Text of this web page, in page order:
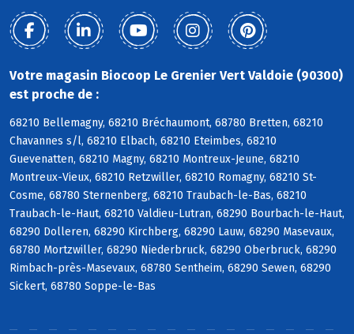
Votre magasin Biocoop Le Grenier Vert Valdoie (90300)
est proche de :
68210 Bellemagny, 68210 Bréchaumont, 68780 Bretten, 68210
Chavannes s/l, 68210 Elbach, 68210 Eteimbes, 68210
Guevenatten, 68210 Magny, 68210 Montreux-Jeune, 68210
Montreux-Vieux, 68210 Retzwiller, 68210 Romagny, 68210 St-
Cosme, 68780 Sternenberg, 68210 Traubach-le-Bas, 68210
Traubach-le-Haut, 68210 Valdieu-Lutran, 68290 Bourbach-le-Haut,
68290 Dolleren, 68290 Kirchberg, 68290 Lauw, 68290 Masevaux,
68780 Mortzwiller, 68290 Niederbruck, 68290 Oberbruck, 68290
Rimbach-près-Masevaux, 68780 Sentheim, 68290 Sewen, 68290
Sickert, 68780 Soppe-le-Bas